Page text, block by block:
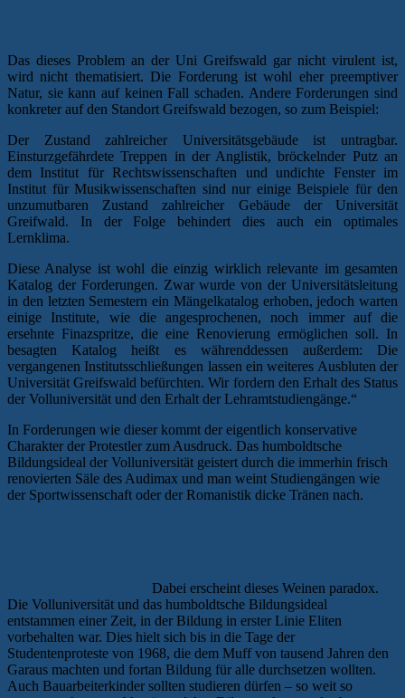
Das dieses Problem an der Uni Greifswald gar nicht virulent ist,
wird nicht thematisiert. Die Forderung ist wohl eher preemptiver
Natur, sie kann auf keinen Fall schaden. Andere Forderungen sind
konkreter auf den Standort Greifswald bezogen, so zum Beispiel:
Der Zustand zahlreicher Universitätsgebäude ist untragbar.
Einsturzgefährdete Treppen in der Anglistik, bröckelnder Putz an
dem Institut für Rechtswissenschaften und undichte Fenster im
Institut für Musikwissenschaften sind nur einige Beispiele für den
unzumutbaren Zustand zahlreicher Gebäude der Universität
Greifwald. In der Folge behindert dies auch ein optimales
Lernklima.
Diese Analyse ist wohl die einzig wirklich relevante im gesamten
Katalog der Forderungen. Zwar wurde von der Universitätsleitung
in den letzten Semestern ein Mängelkatalog erhoben, jedoch warten
einige Institute, wie die angesprochenen, noch immer auf die
ersehnte Finazspritze, die eine Renovierung ermöglichen soll. In
besagten Katalog heißt es währenddessen außerdem: Die
vergangenen Institutsschließungen lassen ein weiteres Ausbluten der
Universität Greifswald befürchten. Wir fordern den Erhalt des Status
der Volluniversität und den Erhalt der Lehramtstudiengänge.“
In Forderungen wie dieser kommt der eigentlich konservative
Charakter der Protestler zum Ausdruck. Das humboldtsche
Bildungsideal der Volluniversität geistert durch die immerhin frisch
renovierten Säle des Audimax und man weint Studiengängen wie
der Sportwissenschaft oder der Romanistik dicke Tränen nach.
Dabei erscheint dieses Weinen paradox.
Die Volluniversität und das humboldtsche Bildungsideal
entstammen einer Zeit, in der Bildung in erster Linie Eliten
vorbehalten war. Dies hielt sich bis in die Tage der
Studentenproteste von 1968, die dem Muff von tausend Jahren den
Garaus machten und fortan Bildung für alle durchsetzen wollten.
Auch Bauarbeiterkinder sollten studieren dürfen – so weit so